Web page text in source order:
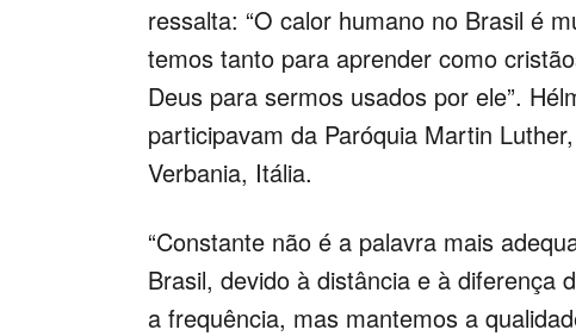
ressalta: “O calor humano no Brasil é
temos tanto para aprender como
Deus para sermos usados por ele”.
participavam da Paróquia Martin
Verbania, Itália.
“Constante não é a palavra mais
Brasil, devido à distância e à diferença
a frequência, mas mantemos a